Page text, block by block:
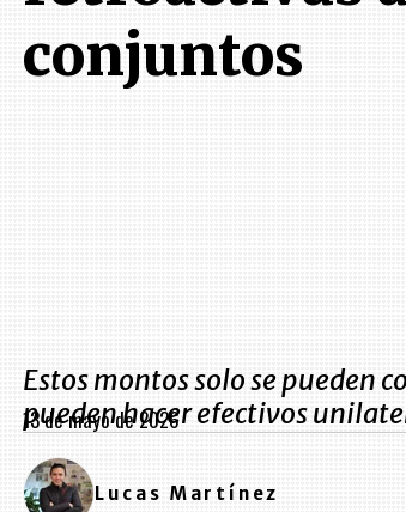
conjuntos
Estos montos solo se pueden
pueden hacer efectivos
13 de mayo de 2026
Lucas Martínez